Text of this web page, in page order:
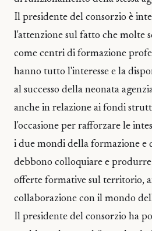
Il presidente del consorzio è
l'attenzione sul fatto che molte
come centri di formazione
hanno tutto l'interesse e la
al successo della neonata
anche in relazione ai fondi
l'occasione per rafforzare le
i due mondi della formazione e
debbono colloquiare e
offerte formative sul territorio,
collaborazione con il mondo
Il presidente del consorzio ha